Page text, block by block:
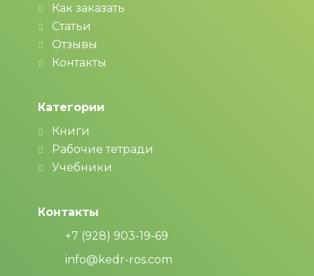
Как заказать
Статьи
Отзывы
Контакты
Категории
Книги
Рабочие тетради
Учебники
Контакты
+7 (928) 903-19-69
info@kedr-ros.com